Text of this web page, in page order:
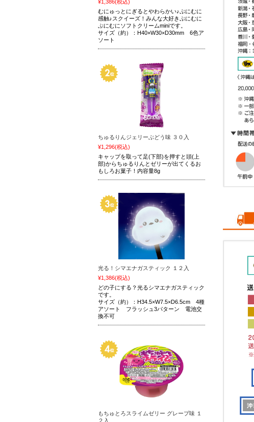
¥1,386(税込)
むにゅっとにぎるとやわらかい♪ぷにむに
感触♪スクイーズ！みんな大好きぷにむに
ぷにむにソフトクリームminiです。
サイズ（約）：H40×W30×D30mm 6色ア
ソート
ちゅるりんジェリーぶどう味 ３０入
¥1,296(税込)
キャップを取って足(下部)を押すと頭(上
部)からちゅるりんとゼリーが出てくるお
もしろお菓子！内容量8g
光る！シマエナガスティック １２入
¥1,386(税込)
どの子にする？光るシマエナガスティック
です。
サイズ（約）：H34.5×W7.5×D6.5cm 4種
アソート フラッシュ3パターン 電池交
換不可
もちゅとろスライムゼリー グレープ味 １
２入